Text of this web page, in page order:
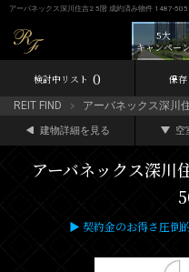
アーバネックス深川住吉2 5階 成約済み物件 1487-505
5大
キャンペー
検討中リスト 0 保
REIT FIND アーバネックス深川
建物詳細を見る 空
アーバネックス深川
▶ 契約金のお得さ圧倒